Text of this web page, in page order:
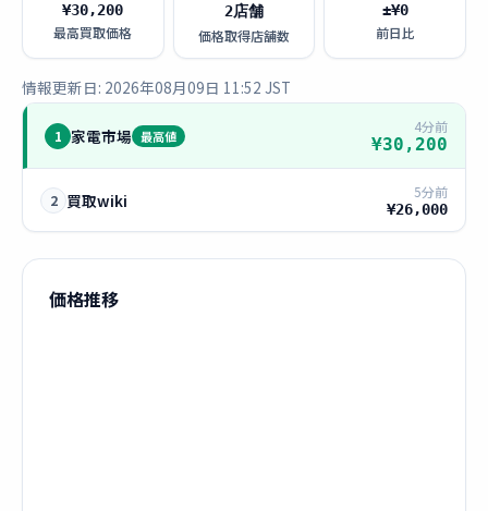
¥30,200
最高買取価格
2店舗
価格取得店舗数
±¥0
前日比
情報更新日: 2026年08月09日 11:52 JST
1 家電市場 最高値
4分前
¥30,200
2 買取wiki 5分前
¥26,000
価格推移